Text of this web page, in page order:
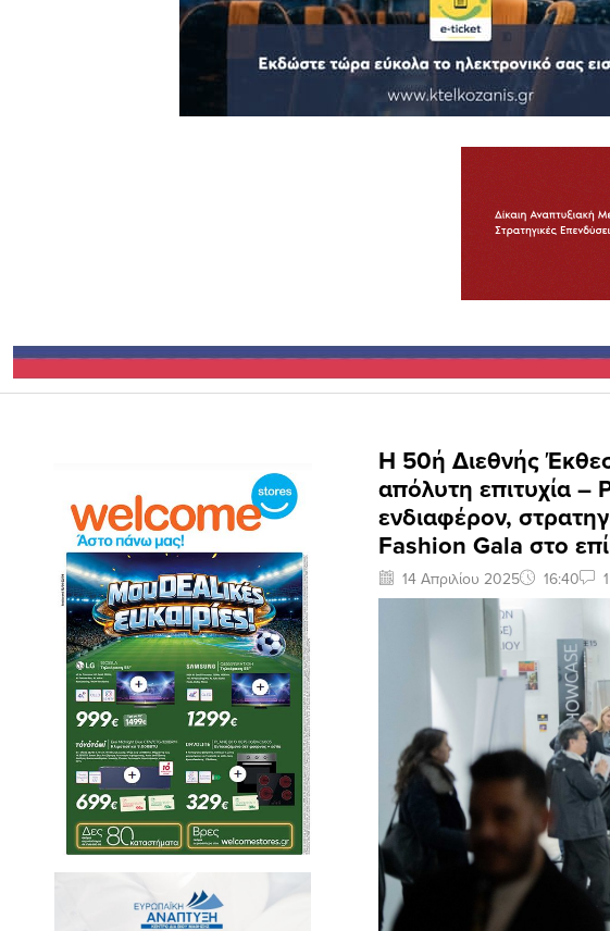
Η 50ή Διεθνής
απόλυτη επιτυχία –
ενδιαφέρον,
Fashion Gala στο
14 Απριλίου 2025 16:40